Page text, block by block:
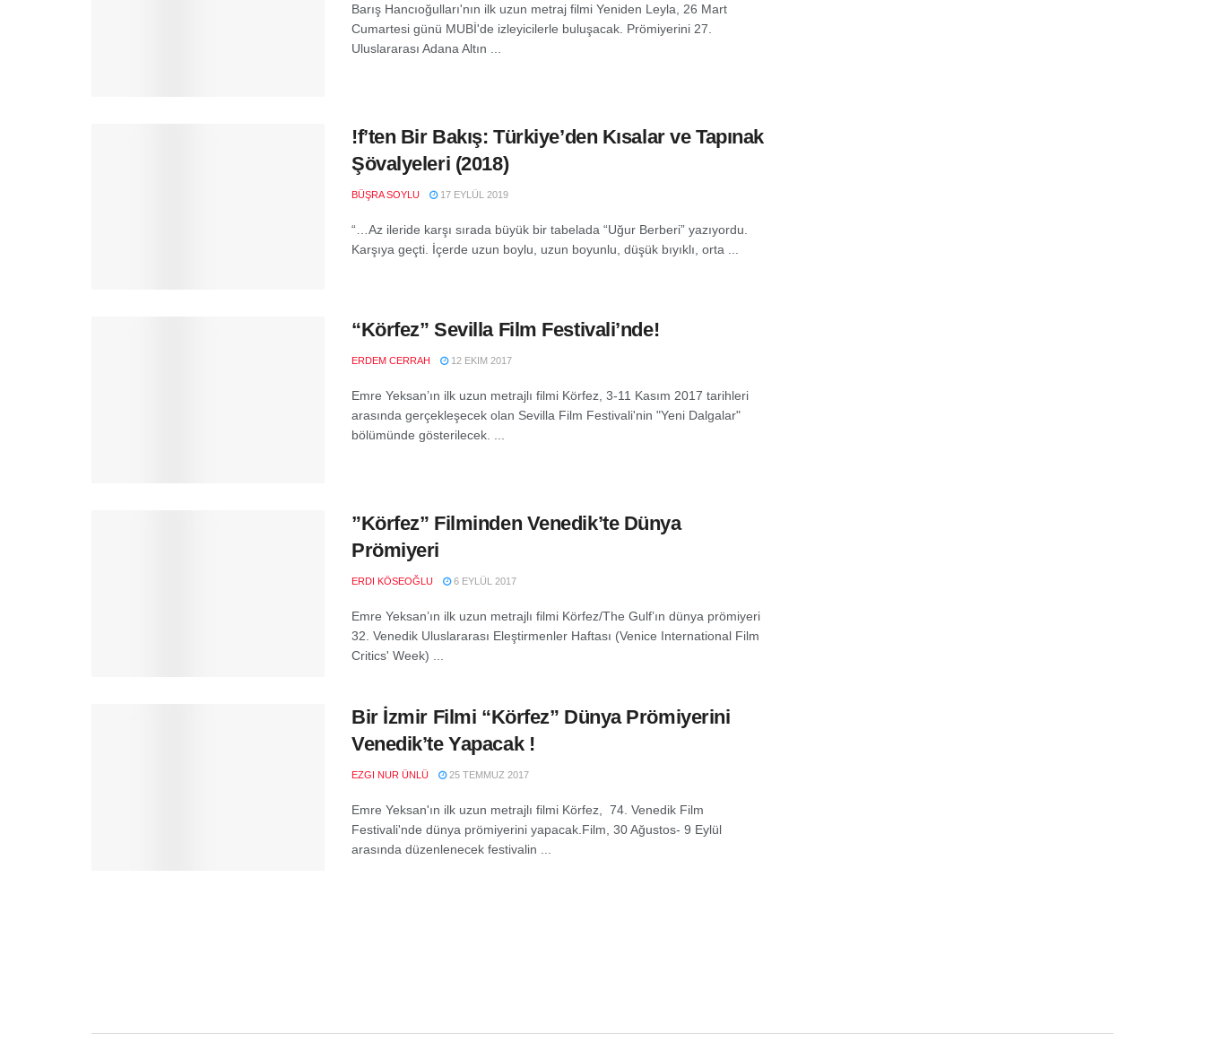
Barış Hancıoğulları'nın ilk uzun metraj filmi Yeniden Leyla, 26 Mart
Cumartesi günü MUBİ'de izleyicilerle buluşacak. Prömiyerini 27.
Uluslararası Adana Altın ...
!f’ten Bir Bakış: Türkiye’den Kısalar ve Tapınak
Şövalyeleri (2018)
BÜŞRA SOYLU 17 EYLÜL 2019
“…Az ileride karşı sırada büyük bir tabelada “Uğur Berberi” yazıyordu.
Karşıya geçti. İçerde uzun boylu, uzun boyunlu, düşük bıyıklı, orta ...
“Körfez” Sevilla Film Festivali’nde!
ERDEM CERRAH 12 EKIM 2017
Emre Yeksan’ın ilk uzun metrajlı filmi Körfez, 3-11 Kasım 2017 tarihleri
arasında gerçekleşecek olan Sevilla Film Festivali'nin "Yeni Dalgalar"
bölümünde gösterilecek. ...
”Körfez” Filminden Venedik’te Dünya
Prömiyeri
ERDI KÖSEOĞLU 6 EYLÜL 2017
Emre Yeksan’ın ilk uzun metrajlı filmi Körfez/The Gulf’ın dünya prömiyeri
32. Venedik Uluslararası Eleştirmenler Haftası (Venice International Film
Critics' Week) ...
Bir İzmir Filmi “Körfez” Dünya Prömiyerini
Venedik’te Yapacak !
EZGI NUR ÜNLÜ 25 TEMMUZ 2017
Emre Yeksan'ın ilk uzun metrajlı filmi Körfez, 74. Venedik Film
Festivali'nde dünya prömiyerini yapacak.Film, 30 Ağustos- 9 Eylül
arasında düzenlenecek festivalin ...